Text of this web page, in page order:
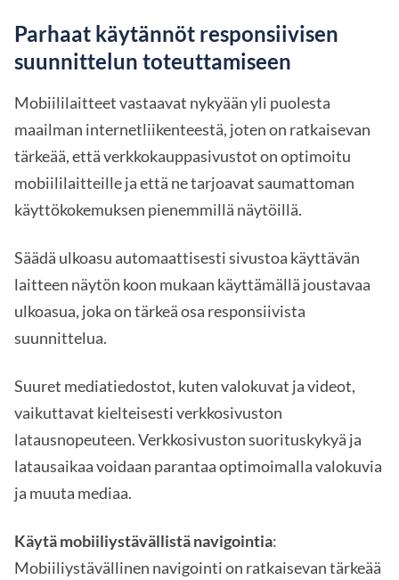
Parhaat käytännöt responsiivisen
suunnittelun toteuttamiseen
Mobiililaitteet vastaavat nykyään yli puolesta
maailman internetliikenteestä, joten on ratkaisevan
tärkeää, että verkkokauppasivustot on optimoitu
mobiililaitteille ja että ne tarjoavat saumattoman
käyttökokemuksen pienemmillä näytöillä.
Säädä ulkoasu automaattisesti sivustoa käyttävän
laitteen näytön koon mukaan käyttämällä joustavaa
ulkoasua, joka on tärkeä osa responsiivista
suunnittelua.
Suuret mediatiedostot, kuten valokuvat ja videot,
vaikuttavat kielteisesti verkkosivuston
latausnopeuteen. Verkkosivuston suorituskykyä ja
latausaikaa voidaan parantaa optimoimalla valokuvia
ja muuta mediaa.
Käytä mobiiliystävällistä navigointia:
Mobiiliystävällinen navigointi on ratkaisevan tärkeää